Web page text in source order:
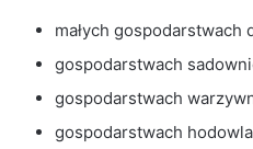
małych gospodarstwach
gospodarstwach
gospodarstwach
gospodarstwach